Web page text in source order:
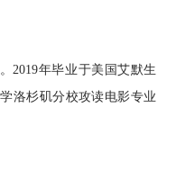
2019年毕业于美国艾默生
洛杉矶分校攻读电影专业